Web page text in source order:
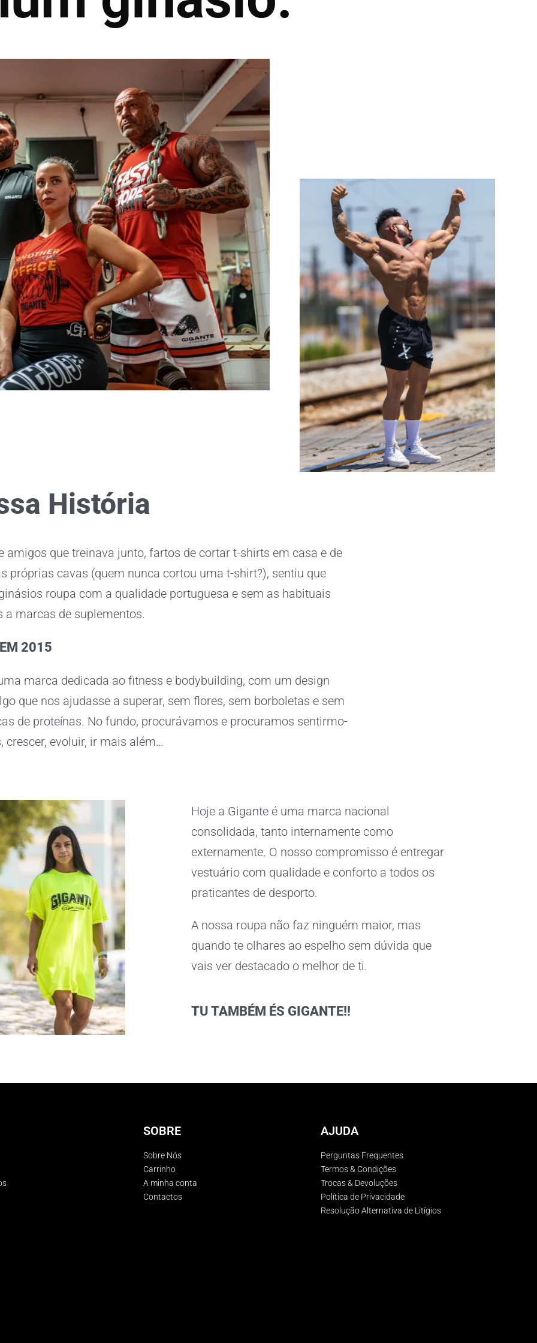
História
amigos que treinava junto, fartos de cortar t-shirts em casa e de
próprias cavas (quem nunca cortou uma t-shirt?), sentiu que
roupa com a qualidade portuguesa e sem as habituais
a marcas de suplementos.
2015
marca dedicada ao fitness e bodybuilding, com um design
que nos ajudasse a superar, sem flores, sem borboletas e sem
de proteínas. No fundo, procurávamos e procuramos sentirmo-
crescer, evoluir, ir mais além…
Hoje a Gigante é uma marca nacional
consolidada, tanto internamente como
externamente. O nosso compromisso é entregar
vestuário com qualidade e conforto a todos os
praticantes de desporto.
A nossa roupa não faz ninguém maior, mas
quando te olhares ao espelho sem dúvida que
vais ver destacado o melhor de ti.
TU TAMBÉM ÉS GIGANTE!!
SOBRE
Sobre Nós
Carrinho
A minha conta
Contactos
AJUDA
Perguntas Frequentes
Termos & Condições
Trocas & Devoluções
Política de Privacidade
Resolução Alternativa de Litígios